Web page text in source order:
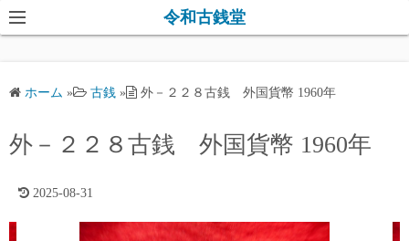
コ
ン
ス
プ
令和古銭堂
ホーム » 古銭 » 外－２２８古銭 外国貨幣 1960年
外－２２８古銭 外国貨幣 1960年
2025-08-31